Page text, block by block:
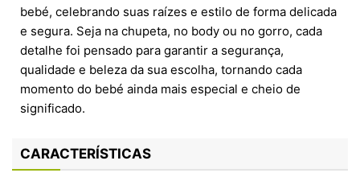
bebé, celebrando suas raízes e estilo de forma delicada
e segura. Seja na chupeta, no body ou no gorro, cada
detalhe foi pensado para garantir a segurança,
qualidade e beleza da sua escolha, tornando cada
momento do bebé ainda mais especial e cheio de
significado.
CARACTERÍSTICAS